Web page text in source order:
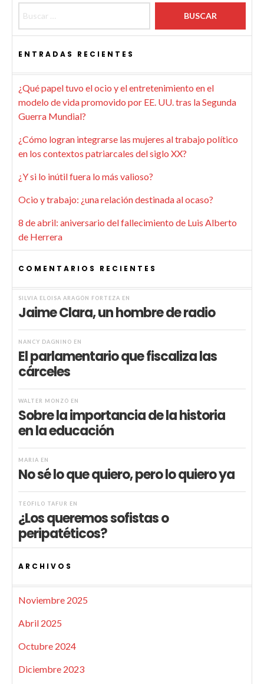
ENTRADAS RECIENTES
¿Qué papel tuvo el ocio y el entretenimiento en el
modelo de vida promovido por EE. UU. tras la Segunda
Guerra Mundial?
¿Cómo logran integrarse las mujeres al trabajo político
en los contextos patriarcales del siglo XX?
¿Y si lo inútil fuera lo más valioso?
Ocio y trabajo: ¿una relación destinada al ocaso?
8 de abril: aniversario del fallecimiento de Luis Alberto
de Herrera
COMENTARIOS RECIENTES
SILVIA ELOISA ARAGÓN FORTEZA EN
Jaime Clara, un hombre de radio
NANCY DAGNINO EN
El parlamentario que fiscaliza las
cárceles
WALTER MONZÓ EN
Sobre la importancia de la historia
en la educación
MARIA EN
No sé lo que quiero, pero lo quiero ya
TEÓFILO TAFUR EN
¿Los queremos sofistas o
peripatéticos?
ARCHIVOS
Noviembre 2025
Abril 2025
Octubre 2024
Diciembre 2023